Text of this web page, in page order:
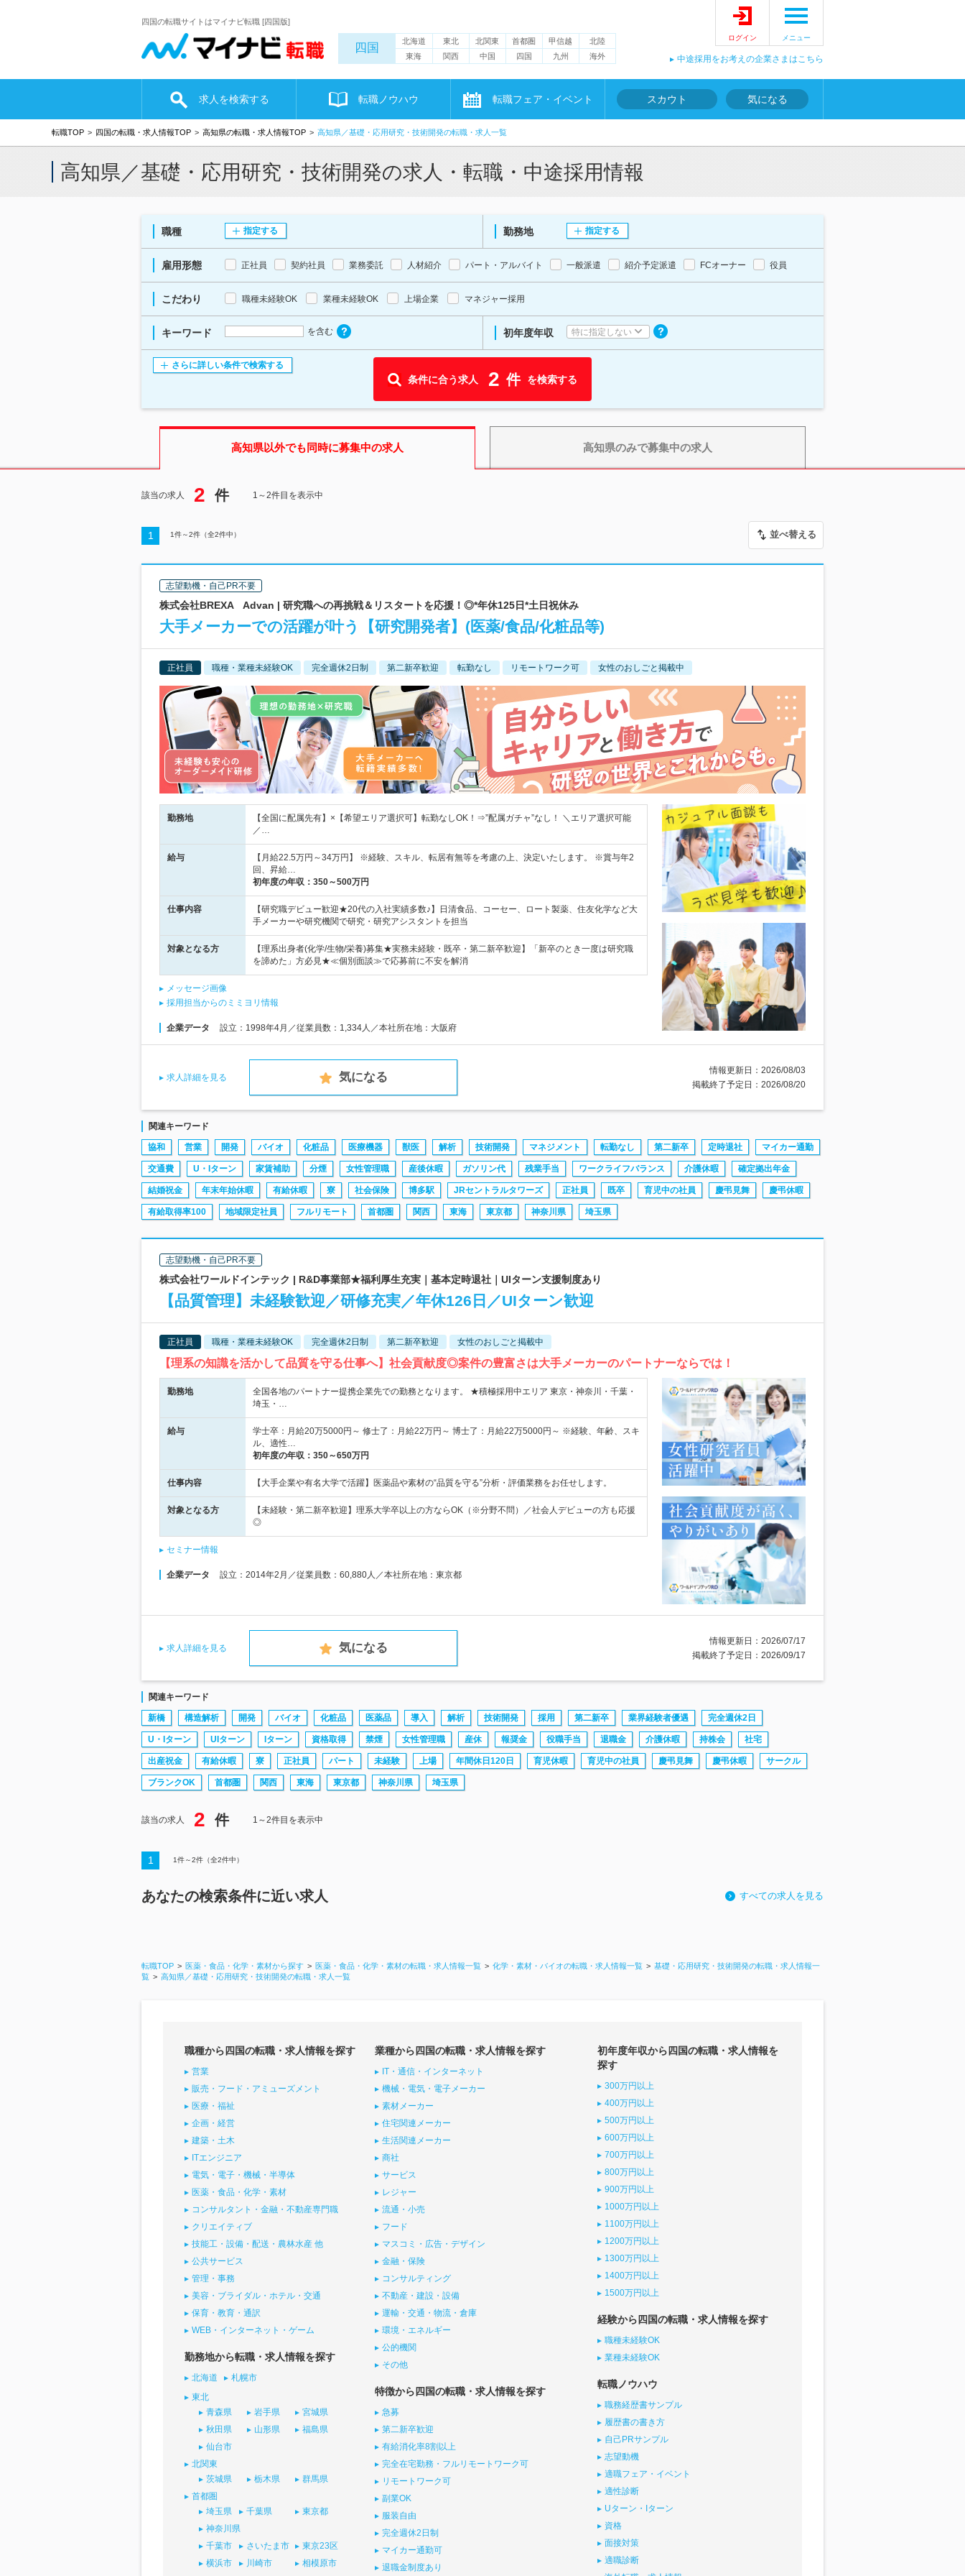
四国の転職サイトはマイナビ転職 [四国版]
四国 北海道 東北 北関東 首都圏 甲信越
北陸
東海
関西 中国 四国 九州 海外
ログイン メニュー
中途採用をお考えの企業さまはこちら
求人を検索する 転職ノウハウ 転職フェア・イベント スカウト 気になる
転職TOP 四国の転職・求人情報TOP 高知県の転職・求人情報TOP 高知県／基礎・応用研究・技術開発の転職・求人一覧
高知県／基礎・応用研究・技術開発の求人・転職・中途採用情報
職種 指定する 勤務地 指定する
雇用形態 正社員 契約社員 業務委託 人材紹介 パート・アルバイト 一般派遣 紹介予定派遣 FCオーナー 役員
こだわり 職種未経験OK 業種未経験OK 上場企業 マネジャー採用
キーワード を含む 初年度年収 特に指定しない
さらに詳しい条件で検索する
条件に合う求人 2 件 を検索する
高知県以外でも同時に募集中の求人 高知県のみで募集中の求人
該当の求人 2 件 1～2件目を表示中
1 1件～2件（全2件中） 並べ替える
志望動機・自己PR不要
株式会社BREXA Advan | 研究職への再挑戦＆リスタートを応援！◎*年休125日*土日祝休み
大手メーカーでの活躍が叶う【研究開発者】(医薬/食品/化粧品等)
正社員 職種・業種未経験OK 完全週休2日制 第二新卒歓迎 転勤なし リモートワーク可 女性のおしごと掲載中
勤務地
【全国に配属先有】×【希望エリア選択可】転勤なしOK！⇒”配属ガチャ”なし！ ＼エリア選択可能
／…
給与
【月給22.5万円～34万円】 ※経験、スキル、転居有無等を考慮の上、決定いたします。 ※賞与年2
回、昇給…
初年度の年収： 350～500万円
仕事内容
【研究職デビュー歓迎★20代の入社実績多数♪】日清食品、コーセー、ロート製薬、住友化学など大
手メーカーや研究機関で研究・研究アシスタントを担当
対象となる方
【理系出身者(化学/生物/栄養)募集★実務未経験・既卒・第二新卒歓迎】「新卒のとき一度は研究職
を諦めた」方必見★≪個別面談≫で応募前に不安を解消
メッセージ画像
採用担当からのミミヨリ情報
企業データ 設立：1998年4月／従業員数：1,334人／本社所在地：大阪府
求人詳細を見る 気になる
情報更新日：2026/08/03
掲載終了予定日：2026/08/20
関連キーワード
協和 営業 開発 バイオ 化粧品 医療機器 獣医 解析 技術開発 マネジメント 転勤なし 第二新卒 定時退社 マイカー通勤
交通費 U・Iターン 家賃補助 分煙 女性管理職 産後休暇 ガソリン代 残業手当 ワークライフバランス 介護休暇 確定拠出年金
結婚祝金 年末年始休暇 有給休暇 寮 社会保険 博多駅 JRセントラルタワーズ 正社員 既卒 育児中の社員 慶弔見舞 慶弔休暇
有給取得率100 地域限定社員 フルリモート 首都圏 関西 東海 東京都 神奈川県 埼玉県
志望動機・自己PR不要
株式会社ワールドインテック | R&D事業部★福利厚生充実｜基本定時退社｜UIターン支援制度あり
【品質管理】未経験歓迎／研修充実／年休126日／UIターン歓迎
正社員 職種・業種未経験OK 完全週休2日制 第二新卒歓迎 女性のおしごと掲載中
【理系の知識を活かして品質を守る仕事へ】社会貢献度◎案件の豊富さは大手メーカーのパートナーならでは！
勤務地
全国各地のパートナー提携企業先での勤務となります。 ★積極採用中エリア 東京・神奈川・千葉・
埼玉・…
給与
学士卒：月給20万5000円～ 修士了：月給22万円～ 博士了：月給22万5000円～ ※経験、年齢、スキ
ル、適性…
初年度の年収： 350～650万円
仕事内容 【大手企業や有名大学で活躍】医薬品や素材の“品質を守る”分析・評価業務をお任せします。
対象となる方
【未経験・第二新卒歓迎】理系大学卒以上の方ならOK（※分野不問）／社会人デビューの方も応援
◎
セミナー情報
企業データ 設立：2014年2月／従業員数：60,880人／本社所在地：東京都
求人詳細を見る 気になる
情報更新日：2026/07/17
掲載終了予定日：2026/09/17
関連キーワード
新橋 構造解析 開発 バイオ 化粧品 医薬品 導入 解析 技術開発 採用 第二新卒 業界経験者優遇 完全週休2日
U・Iターン UIターン Iターン 資格取得 禁煙 女性管理職 産休 報奨金 役職手当 退職金 介護休暇 持株会 社宅
出産祝金 有給休暇 寮 正社員 パート 未経験 上場 年間休日120日 育児休暇 育児中の社員 慶弔見舞 慶弔休暇 サークル
ブランクOK 首都圏 関西 東海 東京都 神奈川県 埼玉県
該当の求人 2 件 1～2件目を表示中
1 1件～2件（全2件中）
あなたの検索条件に近い求人 すべての求人を見る
転職TOP 医薬・食品・化学・素材から探す 医薬・食品・化学・素材の転職・求人情報一覧 化学・素材・バイオの転職・求人情報一覧
基礎・応用研究・技術開発の転職・求人情報一
覧
高知県／基礎・応用研究・技術開発の転職・求人一覧
職種から四国の転職・求人情報を探す
営業
販売・フード・アミューズメント
医療・福祉
企画・経営
建築・土木
ITエンジニア
電気・電子・機械・半導体
医薬・食品・化学・素材
コンサルタント・金融・不動産専門職
クリエイティブ
技能工・設備・配送・農林水産 他
公共サービス
管理・事務
美容・ブライダル・ホテル・交通
保育・教育・通訳
WEB・インターネット・ゲーム
勤務地から転職・求人情報を探す
北海道
札幌市
東北
青森県
岩手県
宮城県
秋田県
山形県
福島県
仙台市
北関東
茨城県
栃木県
群馬県
首都圏
埼玉県
千葉県
東京都
神奈川県
千葉市
さいたま市
東京23区
横浜市
川崎市
相模原市
業種から四国の転職・求人情報を探す
IT・通信・インターネット
機械・電気・電子メーカー
素材メーカー
住宅関連メーカー
生活関連メーカー
商社
サービス
レジャー
流通・小売
フード
マスコミ・広告・デザイン
金融・保険
コンサルティング
不動産・建設・設備
運輸・交通・物流・倉庫
環境・エネルギー
公的機関
その他
特徴から四国の転職・求人情報を探す
急募
第二新卒歓迎
有給消化率8割以上
完全在宅勤務・フルリモートワーク可
リモートワーク可
副業OK
服装自由
完全週休2日制
マイカー通勤可
退職金制度あり
初年度年収から四国の転職・求人情報を
探す
300万円以上
400万円以上
500万円以上
600万円以上
700万円以上
800万円以上
900万円以上
1000万円以上
1100万円以上
1200万円以上
1300万円以上
1400万円以上
1500万円以上
経験から四国の転職・求人情報を探す
職種未経験OK
業種未経験OK
転職ノウハウ
職務経歴書サンプル
履歴書の書き方
自己PRサンプル
志望動機
適職フェア・イベント
適性診断
Uターン・Iターン
資格
面接対策
適職診断